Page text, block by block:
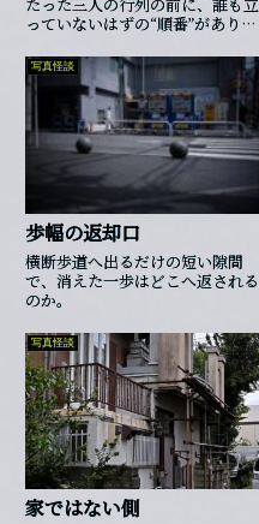
たった三人の行列の前に、誰も立
っていないはずの“順番”がありま
写真怪談
歩幅の返却口
横断歩道へ出るだけの短い隙間
で、消えた一歩はどこへ返される
のか。
写真怪談
家ではない側